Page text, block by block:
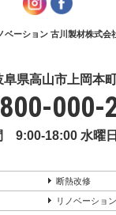
ベーション 古川製材株式
阜県高山市上岡本
000-
9:00-18:00 水曜
断熱改修
リノベーショ